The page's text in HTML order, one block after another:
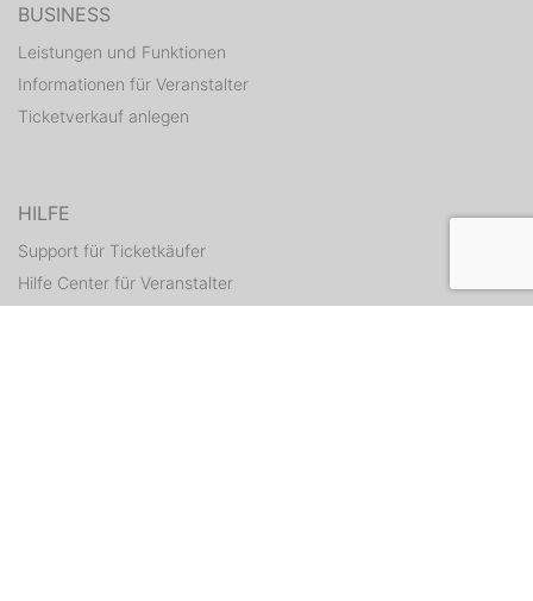
BUSINESS
Leistungen und Funktionen
Informationen für Veranstalter
Ticketverkauf anlegen
HILFE
Support für Ticketkäufer
Hilfe Center für Veranstalter